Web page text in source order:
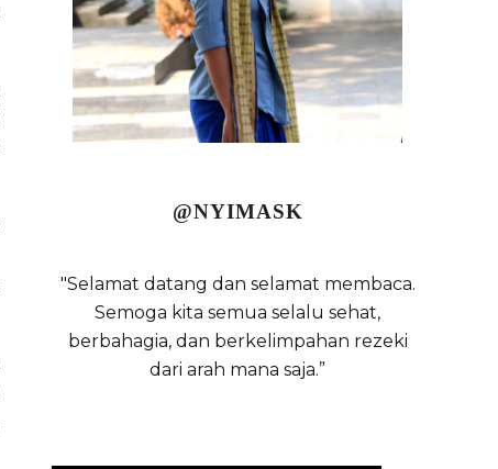
@NYIMASK
"Selamat datang dan selamat membaca.
Semoga kita semua selalu sehat,
berbahagia, dan berkelimpahan rezeki
dari arah mana saja.”